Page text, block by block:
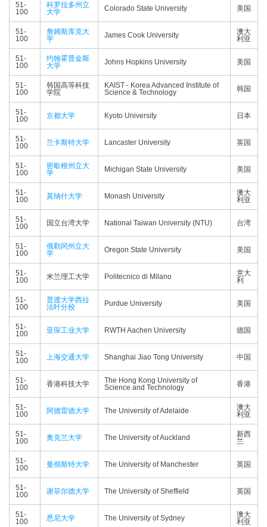
51-
100
科罗拉多州立
大学
Colorado State University 美国
51-
100
詹姆斯库克大
学
James Cook University
澳大
利亚
51-
100
约翰霍普金斯
大学
Johns Hopkins University 美国
51-
100
韩国高等科技
学院
KAIST - Korea Advanced Institute of
Science & Technology
韩国
51-
100
京都大学 Kyoto University 日本
51-
100
兰卡斯特大学 Lancaster University 英国
51-
100
密歇根州立大
学
Michigan State University 美国
51-
100
莫纳什大学 Monash University
澳大
利亚
51-
100
国立台湾大学 National Taiwan University (NTU) 台湾
51-
100
俄勒冈州立大
学
Oregon State University 美国
51-
100
米兰理工大学 Politecnico di Milano
意大
利
51-
100
普渡大学西拉
法叶分校
Purdue University 美国
51-
100
亚琛工业大学 RWTH Aachen University 德国
51-
100
上海交通大学 Shanghai Jiao Tong University 中国
51-
100
香港科技大学
The Hong Kong University of
Science and Technology
香港
51-
100
阿德雷德大学 The University of Adelaide
澳大
利亚
51-
100
奥克兰大学 The University of Auckland
新西
兰
51-
100
曼彻斯特大学 The University of Manchester 英国
51-
100
谢菲尔德大学 The University of Sheffield 英国
51-
100
悉尼大学 The University of Sydney
澳大
利亚